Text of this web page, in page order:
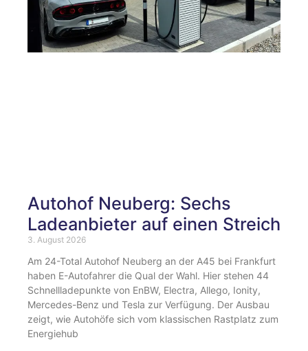
Autohof Neuberg: Sechs
Ladeanbieter auf einen Streich
3. August 2026
Am 24-Total Autohof Neuberg an der A45 bei Frankfurt
haben E-Autofahrer die Qual der Wahl. Hier stehen 44
Schnellladepunkte von EnBW, Electra, Allego, Ionity,
Mercedes-Benz und Tesla zur Verfügung. Der Ausbau
zeigt, wie Autohöfe sich vom klassischen Rastplatz zum
Energiehub